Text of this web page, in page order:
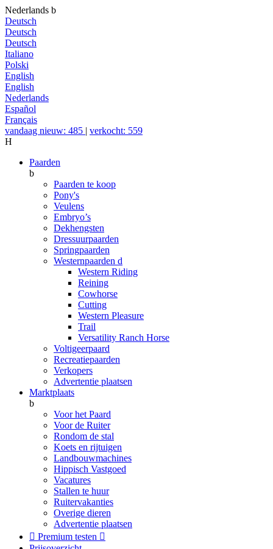
Nederlands b
Deutsch
Deutsch
Deutsch
Italiano
Polski
English
English
Nederlands
Español
Français
vandaag nieuw: 485 | verkocht: 559
H
Paarden
b
Paarden te koop
Pony's
Veulens
Embryo’s
Dekhengsten
Dressuurpaarden
Springpaarden
Westernpaarden d
Western Riding
Reining
Cowhorse
Cutting
Western Pleasure
Trail
Versatility Ranch Horse
Voltigeerpaard
Recreatiepaarden
Verkopers
Advertentie plaatsen
Marktplaats
b
Voor het Paard
Voor de Ruiter
Rondom de stal
Koets en rijtuigen
Landbouwmachines
Hippisch Vastgoed
Vacatures
Stallen te huur
Ruitervakanties
Overige dieren
Advertentie plaatsen
 Premium testen 